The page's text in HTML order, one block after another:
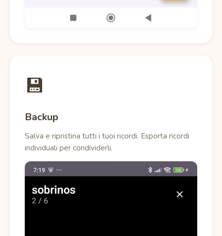
💾
Backup
Salva e ripristina tutti i tuoi ricordi. Esporta ricordi
individuali per condividerli.